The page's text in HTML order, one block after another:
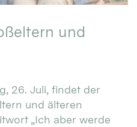
und
26. Juli, findet der
und älteren
„Ich aber werde